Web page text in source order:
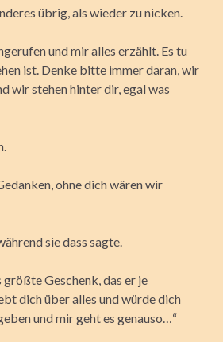
übrig, als wieder zu nicken.
und mir alles erzählt. Es tu
ist. Denke bitte immer daran, wir
wir stehen hinter dir, egal was
ohne dich wären wir
sie dass sagte.
größte Geschenk, das er je
dich über alles und würde dich
und mir geht es genauso…“